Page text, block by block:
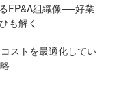
FP&A組織像──好業
も解く
ストを最適化してい